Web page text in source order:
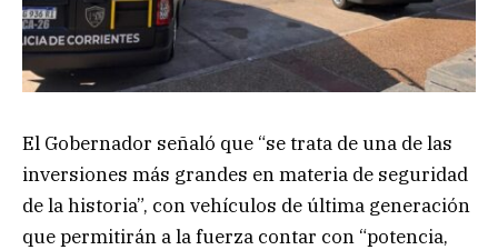
El Gobernador señaló que “se trata de una de las
inversiones más grandes en materia de seguridad
de la historia”, con vehículos de última generación
que permitirán a la fuerza contar con “potencia,